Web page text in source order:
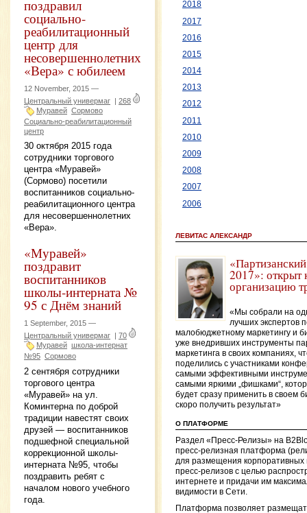
поздравил
социально-
реабилитационный
центр для
несовершеннолетних
«Вера» с юбилеем
12 November, 2015 —
Центральный универмаг | 268
Муравей Сормово
Социально-реабилитационный
центр
30 октября 2015 года
сотрудники торгового
центра «Муравей»
(Сормово) посетили
воспитанников социально-
реабилитационного центра
для несовершеннолетних
«Вера».
«Муравей»
поздравит
воспитанников
школы-интерната №
95 с Днём знаний
1 September, 2015 —
Центральный универмаг | 70
Муравей школа-интернат
№95 Сормово
2 сентября сотрудники
торгового центра
«Муравей» на ул.
Коминтерна по доброй
традиции навестят своих
друзей — воспитанников
подшефной специальной
коррекционной школы-
интерната №95, чтобы
поздравить ребят с
началом нового учебного
года.
2018
2017
2016
2015
2014
2013
2012
2011
2010
2009
2008
2007
2006
ЛЕВИТАС АЛЕКСАНДР
2017»: открыт
организацию
«Мы собрали на
лучших экспертов
малобюджетному маркетингу и
уже внедривших инструменты
маркетинга в своих компаниях,
поделились с участниками
самыми эффективными
самыми яркими „фишками“,
будет сразу применить в своем
скоро получить результат»
О ПЛАТФОРМЕ
Раздел «Пресс-Релизы» на
пресс-релизная платформа
для размещения корпоративных
пресс-релизов с целью
интернете и придачи им
видимости в Сети.
Платформа позволяет